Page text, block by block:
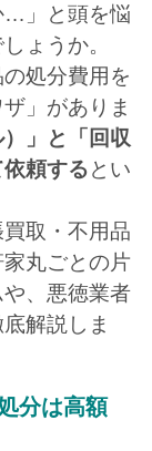
…」と頭を悩
ょうか。
処分費用を
」がありま
）」と「回収
依頼するとい
取・不用品
丸ごとの片
、悪徳業者
解説しま
分は高額